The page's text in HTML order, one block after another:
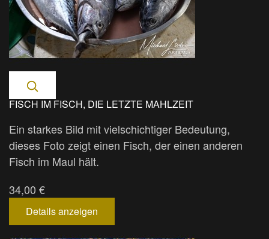
FISCH IM FISCH, DIE LETZTE MAHLZEIT
Ein starkes Bild mit vielschichtiger Bedeutung,
dieses Foto zeigt einen Fisch, der einen anderen
Fisch im Maul hält.
34,00 €
Details anzeigen